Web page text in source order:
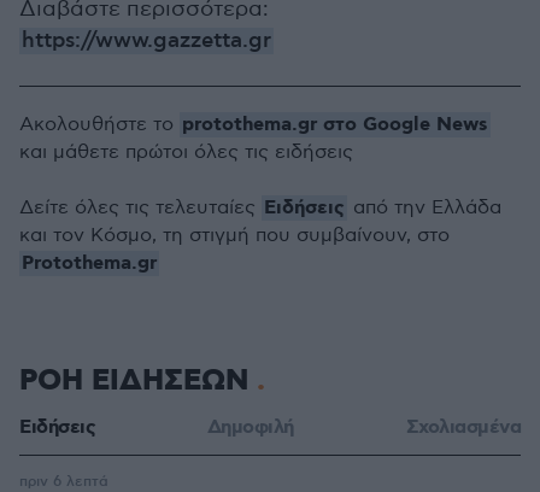
Διαβάστε περισσότερα:
https://www.gazzetta.gr
Ακολουθήστε το protothema.gr στο Google News
και μάθετε πρώτοι όλες τις ειδήσεις
Δείτε όλες τις τελευταίες Ειδήσεις από την Ελλάδα
και τον Κόσμο, τη στιγμή που συμβαίνουν, στο
Protothema.gr
ΡΟΗ ΕΙΔΗΣΕΩΝ
Ειδήσεις Δημοφιλή Σχολιασμένα
πριν 6 λεπτά